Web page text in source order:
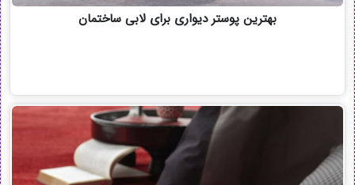
بهترین پوستر دیواری برای لابی ساختمان